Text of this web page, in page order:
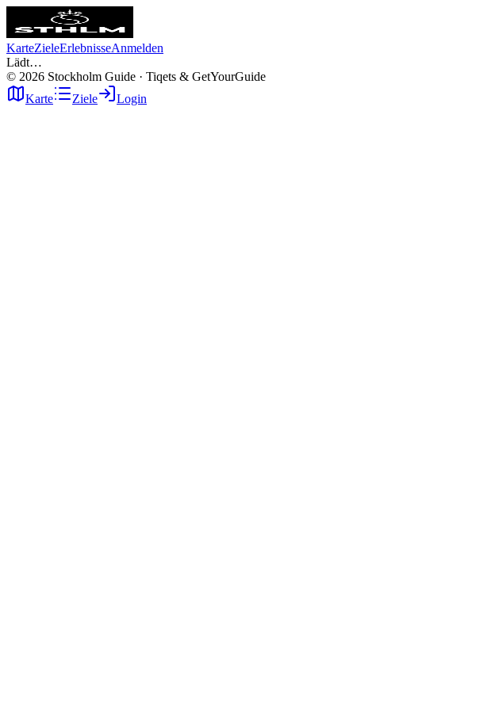
KarteZieleErlebnisseAnmelden
Lädt…
© 2026 Stockholm Guide · Tiqets & GetYourGuide
Karte
Ziele Login